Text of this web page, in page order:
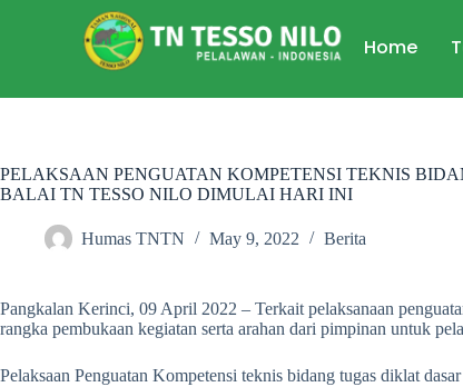
Home
PELAKSAAN PENGUATAN KOMPETENSI TEKNIS
BALAI TN TESSO NILO DIMULAI HARI INI
Humas TNTN May 9, 2022 Berita
Pangkalan Kerinci, 09 April 2022 – Terkait pelaksanaan
rangka pembukaan kegiatan serta arahan dari pimpinan untuk
Pelaksaan Penguatan Kompetensi teknis bidang tugas diklat